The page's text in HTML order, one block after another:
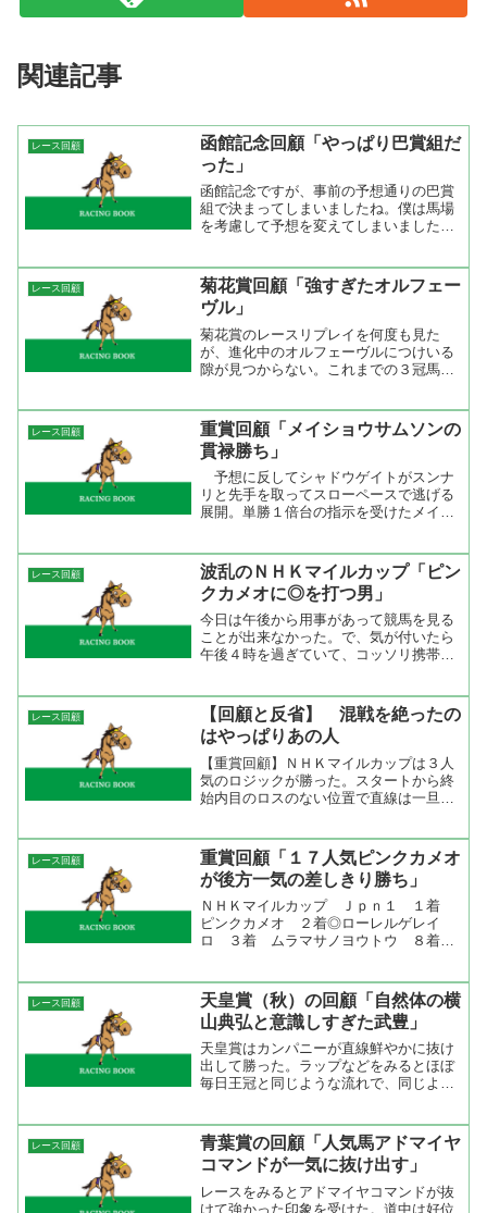
関連記事
レース回顧
函館記念回顧「やっぱり巴賞組だ
った」
函館記念ですが、事前の予想通りの巴賞
組で決まってしまいましたね。僕は馬場
を考慮して予想を変えてしまいました
手を取る展開。岩田康誠だったのでちょ
っと嫌な感じがしていました...
レース回顧
菊花賞回顧「強すぎたオルフェー
ヴル」
菊花賞のレースリプレイを何度も見た
が、進化中のオルフェーヴルにつけいる
隙が見つからない。これまでの３冠馬は
を置き去りにするほど強くなった。神戸
新聞杯で見せたように先行か...
レース回顧
重賞回顧「メイショウサムソンの
貫禄勝ち」
予想に反してシャドウゲイトがスンナ
リと先手を取ってスローペースで逃げる
展開。単勝１倍台の指示を受けたメイシ
ースを上げて直線は渋太く粘るシャドウ
ゲイトを力でねじ伏せた。やや時計の掛
かる馬場、単騎逃げとシャドウゲイトに
とっては願ってもない展開を差しきった
のだからメイショウサムソンの強さだけ
が光ったレースだった。
レース回顧
波乱のＮＨＫマイルカップ「ピン
クカメオに◎を打つ男」
今日は午後から用事があって競馬を見る
ことが出来なかった。で、気が付いたら
午後４時を過ぎていて、コッソリ携帯で
ートーが３着とは。家に帰って来てレー
スリプレイを見たが、内田...
レース回顧
【回顧と反省】 混戦を絶ったの
はやっぱりあの人
【重賞回顧】ＮＨＫマイルカップは３人
気のロジックが勝った。スタートから終
始内目のロスのない位置で直線は一旦抜
た末脚は堅実で広いコースの一番短い距
離を走って勝った。やっぱ...
レース回顧
重賞回顧「１７人気ピンクカメオ
が後方一気の差しきり勝ち」
ＮＨＫマイルカップ Ｊｐｎ１ １着
ピンクカメオ ２着◎ローレルゲレイ
ロ ３着 ムラマサノヨウトウ ８着○
いスタートを切ったの...
レース回顧
天皇賞（秋）の回顧「自然体の横
山典弘と意識しすぎた武豊」
天皇賞はカンパニーが直線鮮やかに抜け
出して勝った。ラップなどをみるとほぼ
毎日王冠と同じような流れで、同じよう
たが、外からエイシンデピュティが押し
て行って流れが落ち着いた...
レース回顧
青葉賞の回顧「人気馬アドマイヤ
コマンドが一気に抜け出す」
レースをみるとアドマイヤコマンドが抜
けて強かった印象を受けた。道中は好位